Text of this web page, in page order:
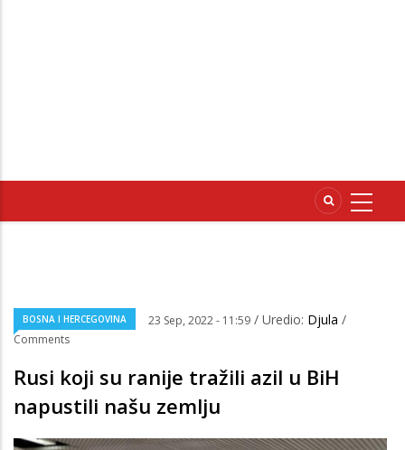
BOSNA I HERCEGOVINA 23 Sep, 2022 - 11:59 / Uredio: Djula /
Comments
Rusi koji su ranije tražili azil u BiH
napustili našu zemlju